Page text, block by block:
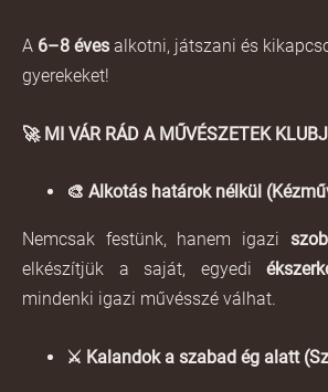
A 6–8 éves alkotni, játszani és
gyerekeket!
🚀MI VÁR RÁD A MŰVÉSZETEK
🎨 Alkotás határok nélkül
Nemcsak festünk, hanem igazi
elkészítjük a saját, egyedi
mindenki igazi művésszé válhat.
⚔️ Kalandok a szabad ég alatt